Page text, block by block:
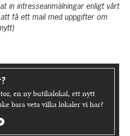
in intresseanmälningar enligt vårt
få ett mail med uppgifter om
en ny butikslokal, ett nytt
bara veta vilka lokaler vi har?